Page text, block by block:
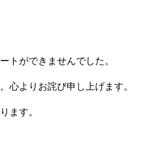
トができませんでした。
心よりお詫び申し上げます。
ます。